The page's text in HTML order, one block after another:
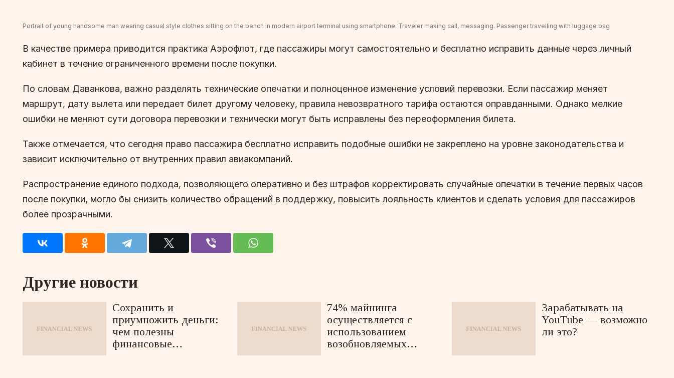
Portrait of young handsome man wearing casual style clothes sitting on the bench in modern airport terminal using smartphone. Traveler making call, messaging. Passenger travelling with luggage bag
В качестве примера приводится практика Аэрофлот, где пассажиры могут самостоятельно и бесплатно исправить данные через личный
кабинет в течение ограниченного времени после покупки.
По словам Даванкова, важно разделять технические опечатки и полноценное изменение условий перевозки. Если пассажир меняет
маршрут, дату вылета или передает билет другому человеку, правила невозвратного тарифа остаются оправданными. Однако мелкие
ошибки не меняют сути договора перевозки и технически могут быть исправлены без переоформления билета.
Также отмечается, что сегодня право пассажира бесплатно исправить подобные ошибки не закреплено на уровне законодательства и
зависит исключительно от внутренних правил авиакомпаний.
Распространение единого подхода, позволяющего оперативно и без штрафов корректировать случайные опечатки в течение первых часов
после покупки, могло бы снизить количество обращений в поддержку, повысить лояльность клиентов и сделать условия для пассажиров
более прозрачными.
Другие новости
Сохранить и
приумножить деньги:
чем полезны
финансовые
74% майнинга
осуществляется с
использованием
возобновляемых
Зарабатывать на
YouTube — возможно
ли это?